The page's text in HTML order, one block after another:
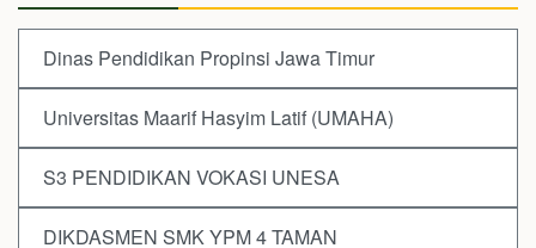
Dinas Pendidikan Propinsi Jawa Timur
Universitas Maarif Hasyim Latif (UMAHA)
S3 PENDIDIKAN VOKASI UNESA
DIKDASMEN SMK YPM 4 TAMAN